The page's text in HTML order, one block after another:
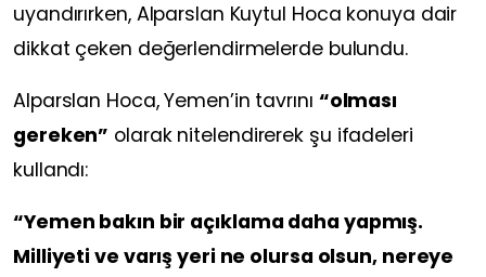
uyandırırken, Alparslan Kuytul Hoca konuya dair
dikkat çeken değerlendirmelerde bulundu.
Alparslan Hoca, Yemen’in tavrını “olması
gereken” olarak nitelendirerek şu ifadeleri
kullandı:
“Yemen bakın bir açıklama daha yapmış.
Milliyeti ve varış yeri ne olursa olsun, nereye